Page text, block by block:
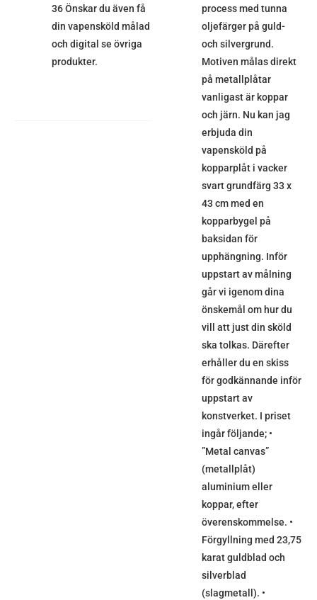
36 Önskar du även få
din vapensköld målad
och digital se övriga
produkter.
process med tunna
oljefärger på guld-
och silvergrund.
Motiven målas direkt
på metallplåtar
vanligast är koppar
och järn. Nu kan jag
erbjuda din
vapensköld på
kopparplåt i vacker
svart grundfärg 33 x
43 cm med en
kopparbygel på
baksidan för
upphängning. Inför
uppstart av målning
går vi igenom dina
önskemål om hur du
vill att just din sköld
ska tolkas. Därefter
erhåller du en skiss
för godkännande inför
uppstart av
konstverket. I priset
ingår följande; •
”Metal canvas”
(metallplåt)
aluminium eller
koppar, efter
överenskommelse. •
Förgyllning med 23,75
karat guldblad och
silverblad
(slagmetall). •